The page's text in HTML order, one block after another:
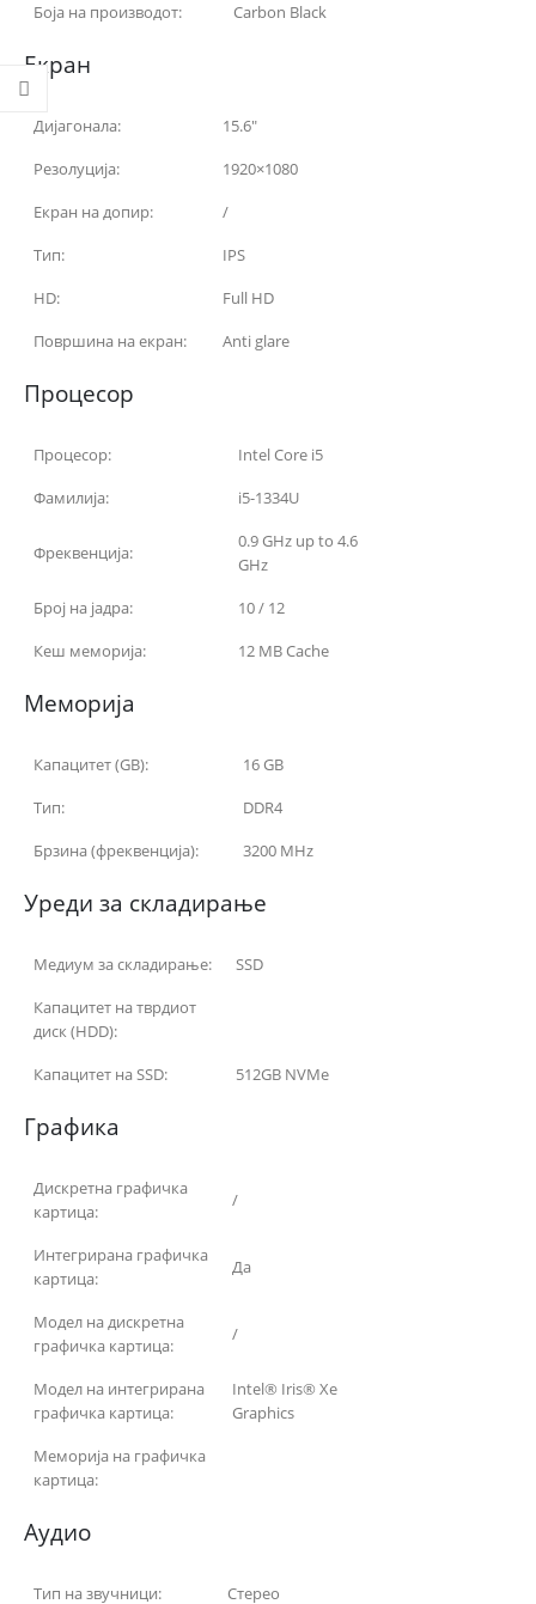
Боја на производот: Carbon Black
Екран
Дијагонала:
15.6″
Резолуција:
1920×1080
Екран на допир:
/
Тип:
IPS
HD:
Full HD
Површина на екран:
Anti glare
Процесор
Процесор:
Intel Core i5
Фамилија:
i5-1334U
Фреквенција:
0.9 GHz up to 4.6
GHz
Број на јадра:
10 / 12
Кеш меморија:
12 MB Cache
Меморија
Капацитет (GB):
16 GB
Тип:
DDR4
Брзина (фреквенција):
3200 MHz
Уреди за складирање
Медиум за складирање:
SSD
Капацитет на тврдиот
диск (HDD):
Капацитет на SSD:
512GB NVMe
Графика
Дискретна графичка
картица:
/
Интегрирана графичка
картица:
Да
Модел на дискретна
графичка картица:
/
Модел на интегрирана
графичка картица:
Intel® Iris® Xe
Graphics
Меморија на графичка
картица:
Аудио
Тип на звучници: Стерео